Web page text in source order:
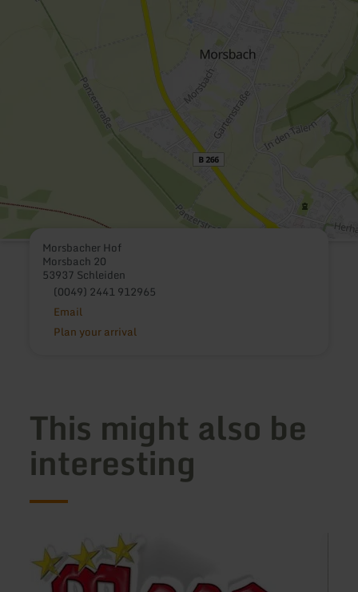
Morsbacher Hof
Morsbach 20
53937 Schleiden
(0049) 2441 912965
Email
Plan your arrival
This might also be
interesting
more
about:
Hotel